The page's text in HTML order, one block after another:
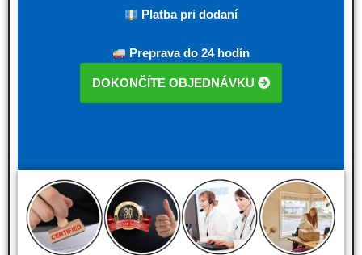
Platba pri dodaní
Preprava do 24 hodín
DOKONČÍTE OBJEDNÁVKU